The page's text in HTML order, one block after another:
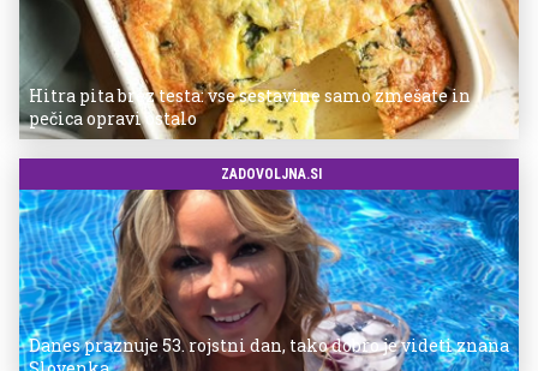
Hitra pita brez testa: vse sestavine samo zmešate in
pečica opravi ostalo
ZADOVOLJNA.SI
Danes praznuje 53. rojstni dan, tako dobro je videti znana